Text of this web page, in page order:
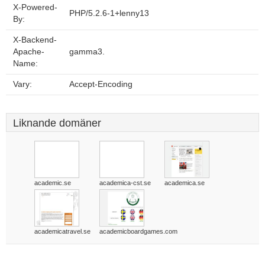
X-Powered-
By:
PHP/5.2.6-1+lenny13
X-Backend-
Apache-
Name:
gamma3.
Vary: Accept-Encoding
Liknande domäner
academic.se academica-cst.se academica.se
academicatravel.se academicboardgames.com